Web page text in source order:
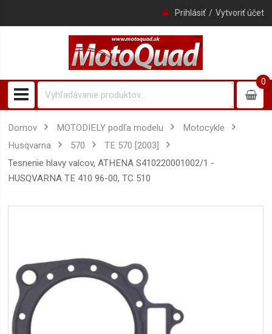
Prihlásiť Vytvoriť účet
0
0item
Domov MOTODIELY podľa modelu
Motocykle
Husqvarna
570
TE 570 [2003]
tesnenie hlavy valcov, ATHENA S410220001002/1 -
HUSQVARNA TE 410 96-00, TC 510